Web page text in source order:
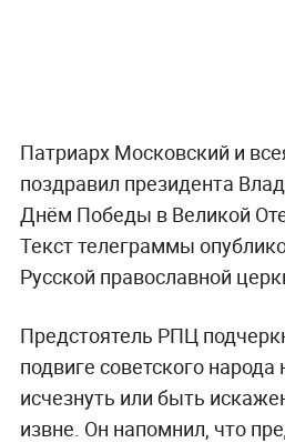
Патриарх Московский и
поздравил президента
Днём Победы в Великой
Текст телеграммы
Русской православной
Предстоятель РПЦ
подвиге советского
исчезнуть или быть
извне. Он напомнил, что